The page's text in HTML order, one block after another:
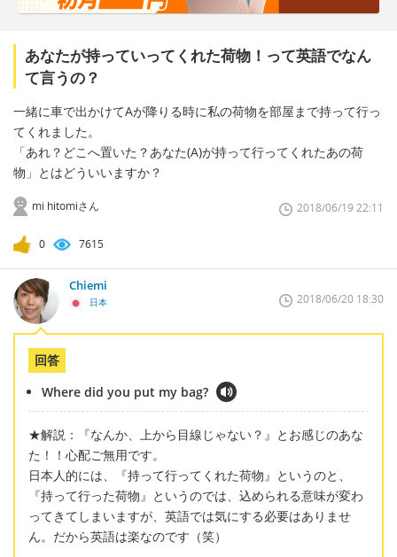
あなたが持っていってくれた荷物！って英語でなん
て言うの？
一緒に車で出かけてAが降りる時に私の荷物を部屋まで持って行っ
てくれました。
「あれ？どこへ置いた？あなた(A)が持って行ってくれたあの荷
物」とはどういいますか？
mi hitomiさん 2018/06/19 22:11
0 7615
Chiemi
日本 2018/06/20 18:30
回答
Where did you put my bag?
★解説：『なんか、上から目線じゃない？』とお感じのあな
た！！心配ご無用です。
日本人的には、『持って行ってくれた荷物』というのと、
『持って行った荷物』というのでは、込められる意味が変わ
ってきてしまいますが、英語では気にする必要はありませ
ん。だから英語は楽なのです（笑）